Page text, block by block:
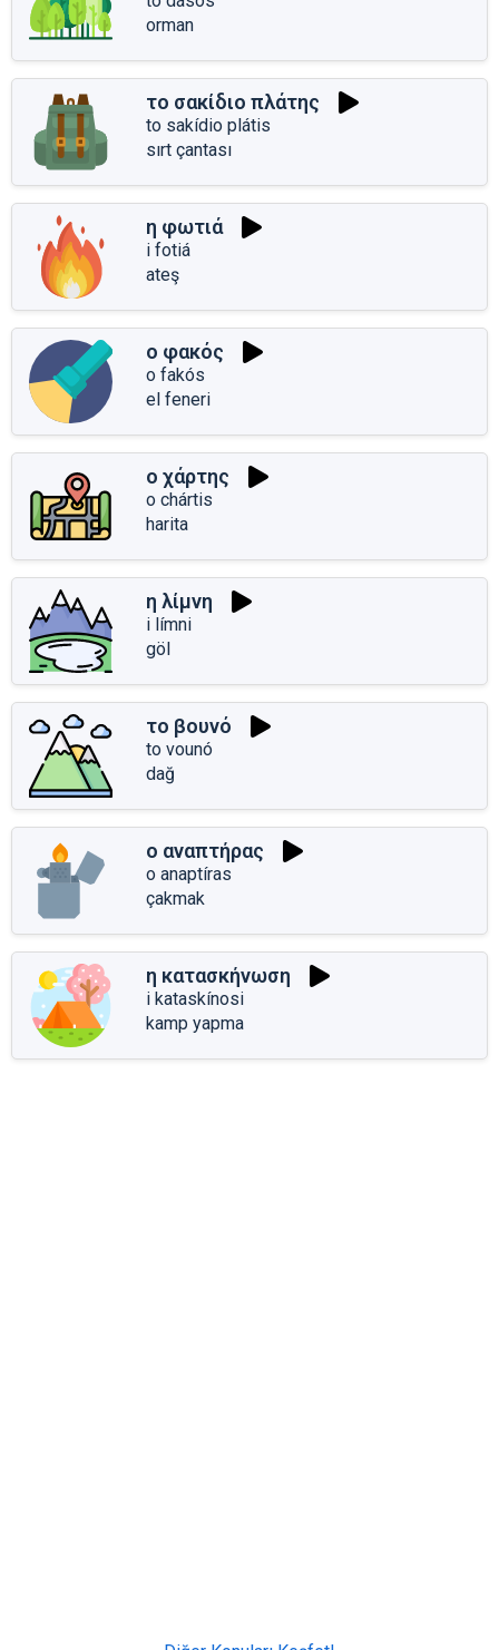
orman
το σακίδιο πλάτης
to sakídio plátis
sırt çantası
η φωτιά
i fotiá
ateş
ο φακός
o fakós
el feneri
ο χάρτης
o chártis
harita
η λίμνη
i límni
göl
το βουνό
to vounó
dağ
ο αναπτήρας
o anaptíras
çakmak
η κατασκήνωση
i kataskínosi
kamp yapma